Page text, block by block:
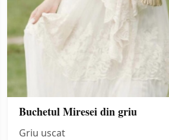
Buchetul Miresei din griu
Griu uscat